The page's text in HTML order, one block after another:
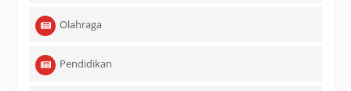
Olahraga
Pendidikan